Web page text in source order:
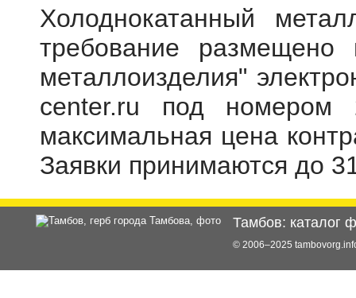
Холоднокатанный
требование
металлоизделия"
center.ru под номером
максимальная цена
Заявки принимаются до
Тамбов: каталог
© 2006–2025